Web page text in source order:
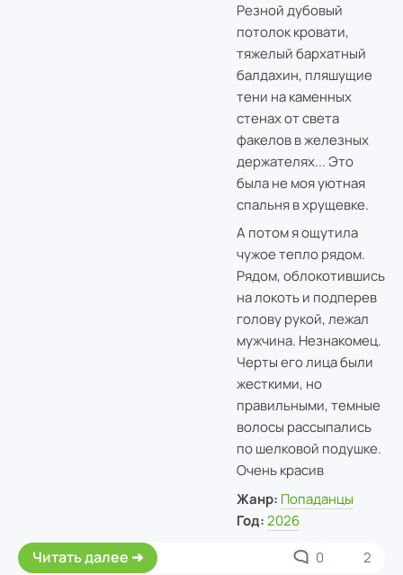
Резной дубовый
потолок кровати,
тяжелый бархатный
балдахин, пляшущие
тени на каменных
стенах от света
факелов в железных
держателях... Это
была не моя уютная
спальня в хрущевке.
А потом я ощутила
чужое тепло рядом.
Рядом, облокотившись
на локоть и подперев
голову рукой, лежал
мужчина. Незнакомец.
Черты его лица были
жесткими, но
правильными, темные
волосы рассыпались
по шелковой подушке.
Очень красив
Жанр: Попаданцы
Год: 2026
Читать далее 0 2